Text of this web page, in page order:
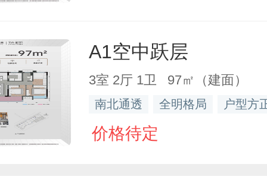
A1空中跃层
3室 2厅 1卫 97㎡（建面）
南北通透 全明格局 户型方
价格待定